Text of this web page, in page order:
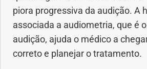
piora progressiva da audição. A
associada a audiometria, que é
audição, ajuda o médico a
correto e planejar o tratamento.